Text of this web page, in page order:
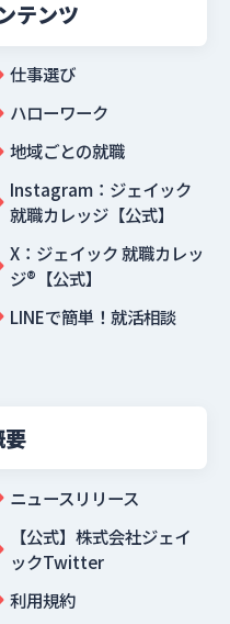
テンツ
仕事選び
ハローワーク
地域ごとの就職
Instagram：ジェイック
就職カレッジ【公式】
X：ジェイック 就職カレッ
ジ®【公式】
LINEで簡単！就活相談
要
ニュースリリース
【公式】株式会社ジェイ
ックTwitter
利用規約